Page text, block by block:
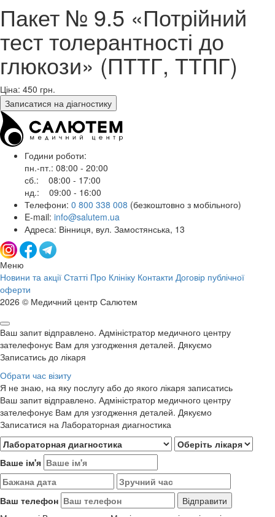
Пакет № 9.5 «Потрійний
тест толерантності до
глюкози» (ПТТГ, ТТПГ)
Ціна: 450 грн.
Записатися на діагностику
Години роботи:
пн.-пт.: 08:00 - 20:00
сб.: 08:00 - 17:00
нд.: 09:00 - 16:00
Телефони: 0 800 338 008 (безкоштовно з мобільного)
E-mail: info@salutem.ua
Адреса: Вінниця, вул. Замостянська, 13
Меню
Новини та акції Статті Про Клініку Контакти Договір публічної
оферти
2026 © Медичний центр Салютем
Ваш запит відправлено. Адміністратор медичного центру
зателефонує Вам для узгодження деталей. Дякуємо
Записатись до лікаря
Обрати час візиту
Я не знаю, на яку послугу або до якого лікаря записатись
Ваш запит відправлено. Адміністратор медичного центру
зателефонує Вам для узгодження деталей. Дякуємо
Записатися на Лабораторная диагностика
Ваше ім'я
Ваш телефон